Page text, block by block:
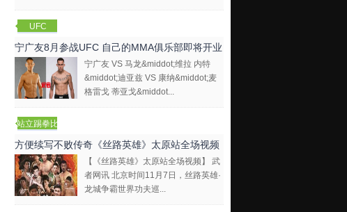
UFC
宁广友8月参战UFC 自己的MMA俱乐部即将开业
宁广友 VS 马龙&middot;维拉 内特
&middot;迪亚兹 VS 康纳&middot;麦
格雷戈 蒂亚戈&middot...
站立踢拳比
赛视频
方便续写不败传奇《丝路英雄》太原站全场视频
【《丝路英雄》太原站全场视频】 武
者网讯 北京时间11月7日，丝路英雄·
龙城争霸世界功夫巡...